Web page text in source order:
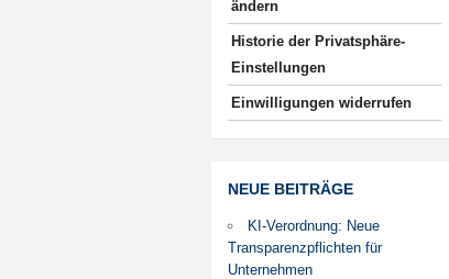
ändern
Historie der Privatsphäre-
Einstellungen
Einwilligungen widerrufen
NEUE BEITRÄGE
KI-Verordnung: Neue
Transparenzpflichten für
Unternehmen